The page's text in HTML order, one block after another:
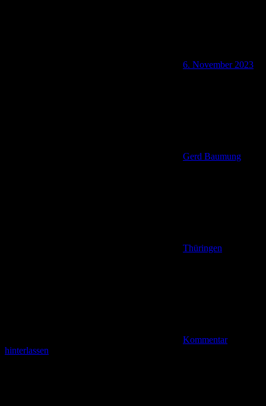
6. November 2023
Gerd Baumung
Thüringen
Kommentar
hinterlassen